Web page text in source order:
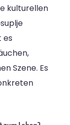
kulturellen
es
Szene. Es